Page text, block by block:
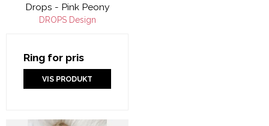
Drops - Pink Peony
DROPS Design
Ring for pris
VIS PRODUKT